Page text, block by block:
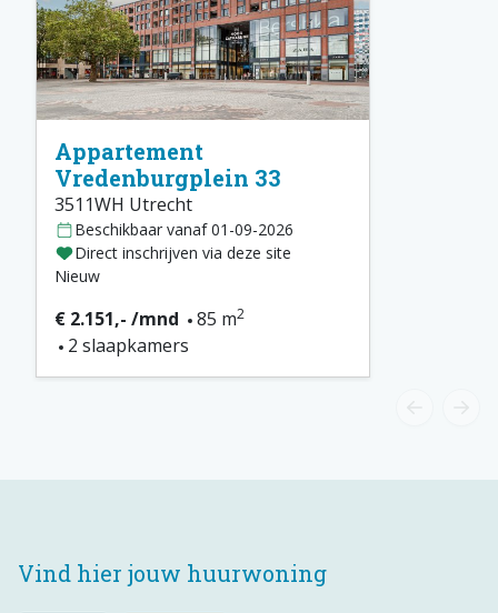
Appartement
Vredenburgplein 33
3511WH Utrecht
Beschikbaar vanaf 01-09-2026
Direct inschrijven via deze site
Nieuw
€ 2.151,- /mnd 85 m2
2 slaapkamers
Vind hier jouw huurwoning